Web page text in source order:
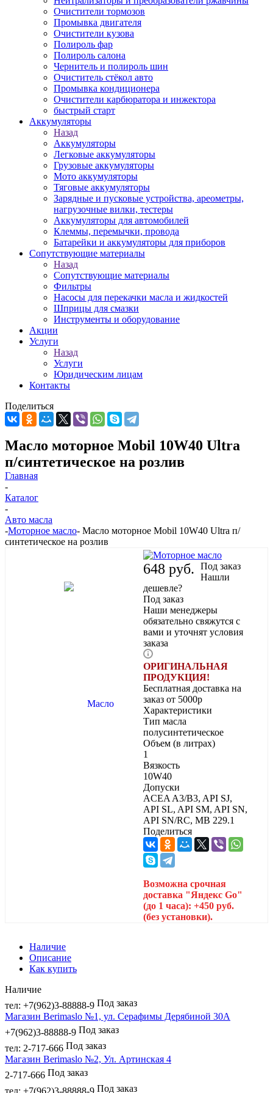
Очистители тормозов
Промывка двигателя
Очистители кузова
Полироль фар
Полироль салона
Чернитель и полироль шин
Очиститель стёкол авто
Промывка кондиционера
Очистители карбюратора и инжектора
быстрый старт
Аккумуляторы
Назад
Аккумуляторы
Легковые аккумуляторы
Грузовые аккумуляторы
Мото аккумуляторы
Тяговые аккумуляторы
Зарядные и пусковые устройства, ареометры,
нагрузочные вилки, тестеры
Аккумуляторы для автомобилей
Клеммы, перемычки, провода
Батарейки и аккумуляторы для приборов
Сопутствующие материалы
Назад
Сопутствующие материалы
Фильтры
Насосы для перекачки масла и жидкостей
Шприцы для смазки
Инструменты и оборудование
Акции
Услуги
Назад
Услуги
Юридическим лицам
Контакты
Поделиться
Масло моторное Mobil 10W40 Ultra
п/синтетическое на розлив
Главная
-
Каталог
-
Авто масла
-Моторное масло- Масло моторное Mobil 10W40 Ultra п/
синтетическое на розлив
648 руб.
Под заказ
Нашли
дешевле?
Под заказ
Наши менеджеры
обязательно свяжутся с
вами и уточнят условия
заказа
ОРИГИНАЛЬНАЯ
ПРОДУКЦИЯ!
Бесплатная доставка на
заказ от 5000р
Характеристики
Тип масла
полусинтетическое
Объем (в литрах)
1
Вязкость
10W40
Допуски
ACEA A3/B3, API SJ,
API SL, API SM, API SN,
API SN/RC, MB 229.1
Поделиться
Возможна срочная
доставка "Яндекс Go"
(до 1 часа): +450 руб.
(без установки).
Наличие
Описание
Как купить
Наличие
тел: +7(962)3-88888-9 Под заказ
Магазин Berimaslo №1, ул. Серафимы Дерябиной 30А
+7(962)3-88888-9 Под заказ
тел: 2-717-666 Под заказ
Магазин Berimaslo №2, Ул. Артинская 4
2-717-666 Под заказ
тел: +7(962)3-88888-9 Под заказ